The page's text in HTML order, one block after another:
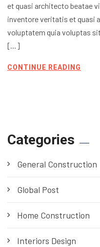
et quasi architecto beatae
inventore veritatis et quasi
voluptatem quia voluptas
[…]
CONTINUE READING
Categories
General Construction
Global Post
Home Construction
Interiors Design